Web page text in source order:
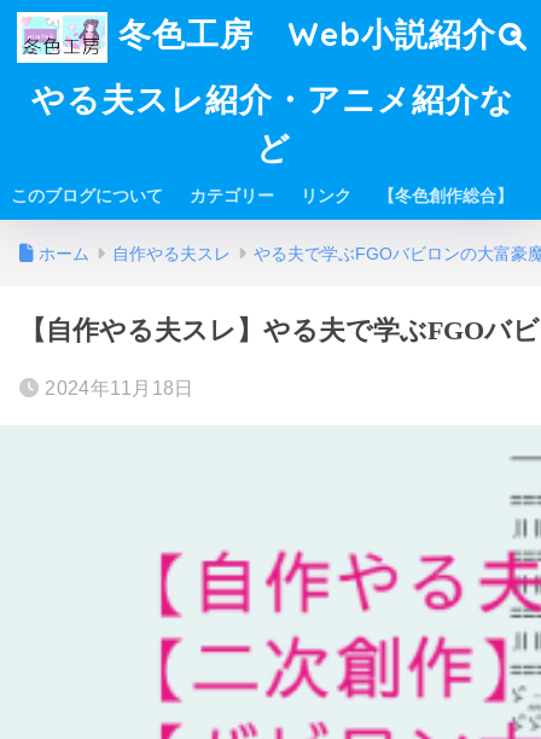
冬色工房 Web小説紹介・
やる夫スレ紹介・アニメ紹介な
ど
このブログについて カテゴリー リンク 【冬色創作総合】
ホーム 自作やる夫スレ やる夫で学ぶFGOバビロンの大富豪
【自作やる夫スレ】やる夫で学ぶFGOバ
2024年11月18日